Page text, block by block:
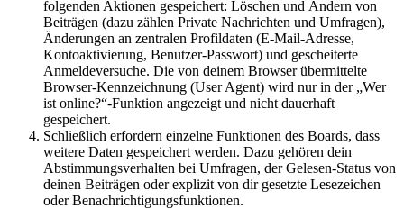
folgenden Aktionen gespeichert: Löschen und Ändern von
Beiträgen (dazu zählen Private Nachrichten und Umfragen),
Änderungen an zentralen Profildaten (E-Mail-Adresse,
Kontoaktivierung, Benutzer-Passwort) und gescheiterte
Anmeldeversuche. Die von deinem Browser übermittelte
Browser-Kennzeichnung (User Agent) wird nur in der „Wer
ist online?“-Funktion angezeigt und nicht dauerhaft
gespeichert.
Schließlich erfordern einzelne Funktionen des Boards, dass
weitere Daten gespeichert werden. Dazu gehören dein
Abstimmungsverhalten bei Umfragen, der Gelesen-Status von
deinen Beiträgen oder explizit von dir gesetzte Lesezeichen
oder Benachrichtigungsfunktionen.